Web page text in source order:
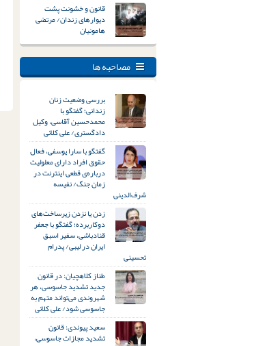
قانون و خشونت پشت
دیوارهای زندان/ مرتضی
هامونیان
مصاحبه ها
بررسی وضعیت زنان
زندانی؛ گفتگو با
محمدحسین آقاسی، وکیل
دادگستری/ علی کلائی
گفتگو با سارا یوسفی، فعال
حقوق افراد دارای معلولیت
درباره‌ی قطعی اینترنت در
زمان جنگ/ نفیسه
شرف‌الدینی
زدن یا نزدن زیرساخت‌های
دوکاربرده؛ گفتگو با جعفر
قنادباشی، سفیر اسبق
ایران در لیبی/ پدرام
تحسینی
طناز کلاهچیان: در قانون
جدید تشدید جاسوسی، هر
شهروندی می‌تواند متهم به
جاسوسی شود/ علی کلائی
سعید پیوندی: قانون
تشدید مجازات جاسوسی،